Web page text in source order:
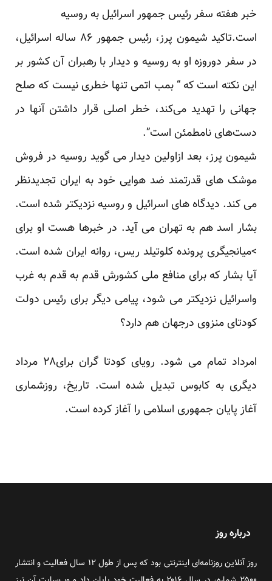
خبر هفته سفر رئیس جمهور اسرائیل به روسیه
است.تاکید شیمون پرز، رئیس جمهور ۸۶ ساله اسرائیل،
در سفر دوروزه او به روسیه و دیدار با رهبران آن کشور بر
این نکته است که “ بمب اتمی تنها خطری نیست که صلح
جهانی را تهدید می‌کند، خطر اصلی قرار داشتن آنها در
دست‌های نامطمئن است”.
شیمون پرز، بعد ازاولین دیدار می گوید روسیه در فروش
موشک های قدرتمند ضد هوایی خود به ایران تجدیدنظر
می کند. دیدگاه های اسرائیل و روسیه نزدیکتر شده است.
بشار اسد هم به تهران می آید. در خبرها هست او برای
>میانجیگری پرونده کلوتیلد ریس، روانه ایران شده است.
آیا بشار که برای منافع ملی کشورش قدم به قدم به غرب
واسرائیل نزدیکتر می شود، پیامی دیگر برای رئیس دولت
کودتای منزوی درجهان هم دارد؟
امرداد تمام می شود. رویای کودتا گران برای۲۸ مرداد
دیگری به کابوس تبدیل شده است. تاریخ، روزشماری
آغاز پایان جمهوری اسلامی را آغاز کرده است.
درباره روز
روز آنلاین روزنامه‌ای اینترنتی بود که پس از طول ۱۲ سال فعالیت و انتشار